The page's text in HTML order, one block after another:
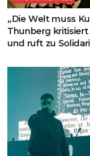
„Die Welt muss
Thunberg
und ruft zu